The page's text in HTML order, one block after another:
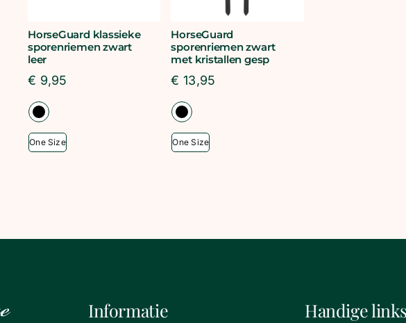
HorseGuard klassieke
sporenriemen zwart
leer
€ 9,95
One Size
HorseGuard
sporenriemen zwart
met kristallen gesp
€ 13,95
One Size
Informatie Handige links